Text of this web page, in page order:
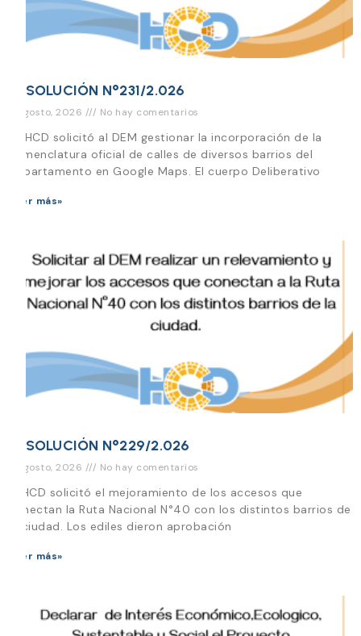
RESOLUCIÓN N°231/2.026
3 agosto, 2026 No hay comentarios
EL HCD solicitó al DEM gestionar la incorporación de la
nomenclatura oficial de calles de diversos barrios del
Departamento en Google Maps. El cuerpo Deliberativo
Leer más»
RESOLUCIÓN N°229/2.026
3 agosto, 2026 No hay comentarios
El HCD solicitó el mejoramiento de los accesos que
conectan la Ruta Nacional N°40 con los distintos barrios de
la ciudad. Los ediles dieron aprobación
Leer más»